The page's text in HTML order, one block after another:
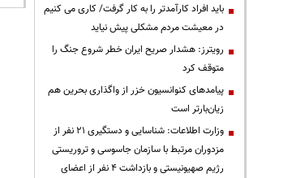
باید افراد کارآمدتر را به کار گرفت/ کاری می کنیم
در معیشت مردم مشکلی پیش نیاید
رویترز: هشدار صریح ایران خطر شروع جنگ را
متوقف کرد
پیامدهای کنوانسیون خزر از واگذاری بحرین هم
زیان‌بارتر است
وزارت اطلاعات: شناسایی و دستگیری ۲۱ نفر از
مزدوران مرتبط با سازمان جاسوسی و تروریستی
رژیم صهیونیستی و بازداشت ۴ نفر از اعضای